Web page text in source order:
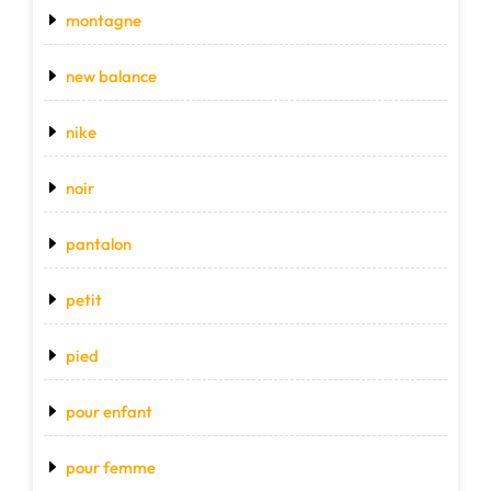
montagne
new balance
nike
noir
pantalon
petit
pied
pour enfant
pour femme